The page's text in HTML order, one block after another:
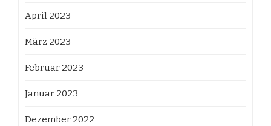
April 2023
März 2023
Februar 2023
Januar 2023
Dezember 2022